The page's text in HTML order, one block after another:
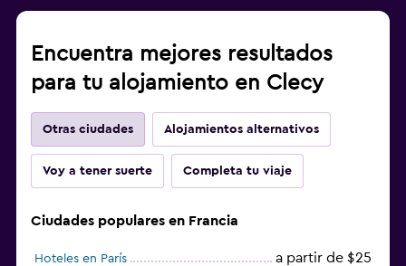
Encuentra mejores resultados
para tu alojamiento en Clecy
Otras ciudades Alojamientos alternativos
Voy a tener suerte Completa tu viaje
Ciudades populares en Francia
Hoteles en París a partir de $25